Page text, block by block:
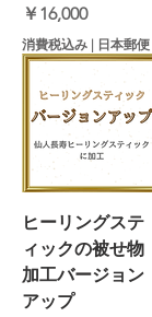
価格
￥16,000
消費税込み | 日本郵便
ヒーリングステ
ィックの被せ物
加工バージョン
アップ